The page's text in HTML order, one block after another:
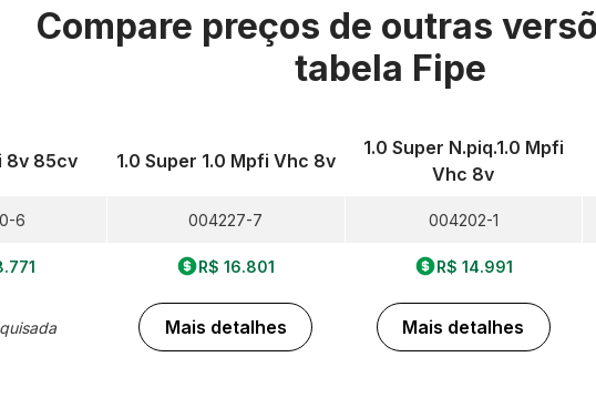
Compare preços de outras
tabela Fipe
8v 85cv
6
1.0 Super 1.0 Mpfi Vhc 8v
004227-7
R$ 16.801
Mais detalhes
1.0 Super N.piq.1.0 Mpfi
Vhc 8v
004202-1
R$ 14.991
Mais detalhes